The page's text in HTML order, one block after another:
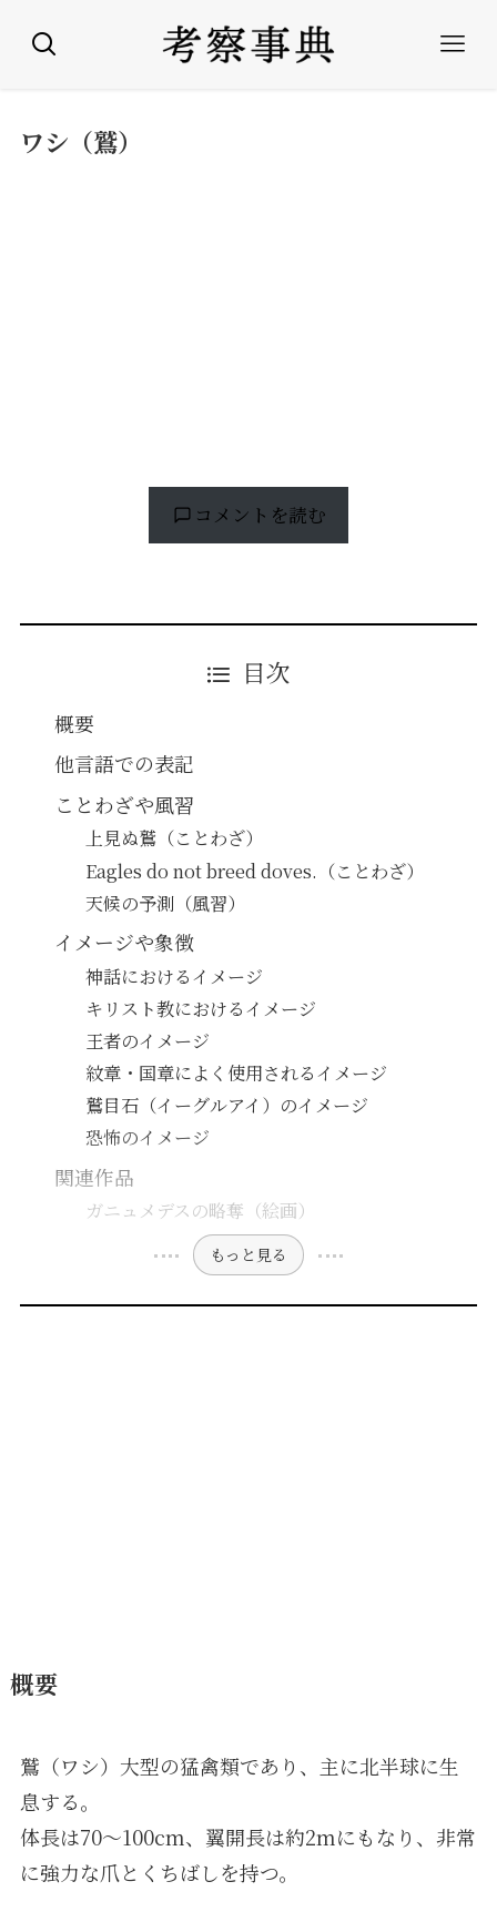
ワシ（鷲）
コメントを読む
目次
概要
他言語での表記
ことわざや風習
上見ぬ鷲（ことわざ）
Eagles do not breed doves.（ことわざ）
天候の予測（風習）
イメージや象徴
神話におけるイメージ
キリスト教におけるイメージ
王者のイメージ
紋章・国章によく使用されるイメージ
鷲目石（イーグルアイ）のイメージ
恐怖のイメージ
関連作品
ガニュメデスの略奪（絵画）
もっと見る
概要
鷲（ワシ）大型の猛禽類であり、主に北半球に生
息する。
体長は70〜100cm、翼開長は約2mにもなり、非常
に強力な爪とくちばしを持つ。